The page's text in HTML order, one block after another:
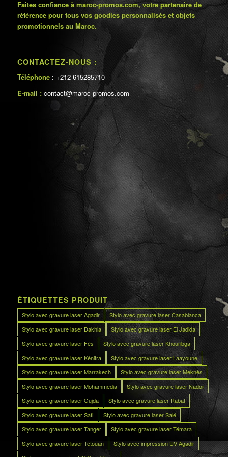
Faites confiance à maroc-promos.com, votre partenaire de
référence pour tous vos goodies personnalisés et objets
promotionnels au Maroc.
CONTACTEZ-NOUS :
Téléphone : +212 615285710
E-mail : contact@maroc-promos.com
ÉTIQUETTES PRODUIT
Stylo avec gravure laser Agadir
Stylo avec gravure laser Casablanca
Stylo avec gravure laser Dakhla
Stylo avec gravure laser El Jadida
Stylo avec gravure laser Fès
Stylo avec gravure laser Khouribga
Stylo avec gravure laser Kénitra
Stylo avec gravure laser Laayoune
Stylo avec gravure laser Marrakech
Stylo avec gravure laser Meknès
Stylo avec gravure laser Mohammedia
Stylo avec gravure laser Nador
Stylo avec gravure laser Oujda
Stylo avec gravure laser Rabat
Stylo avec gravure laser Safi
Stylo avec gravure laser Salé
Stylo avec gravure laser Tanger
Stylo avec gravure laser Témara
Stylo avec gravure laser Tétouan
Stylo avec impression UV Agadir